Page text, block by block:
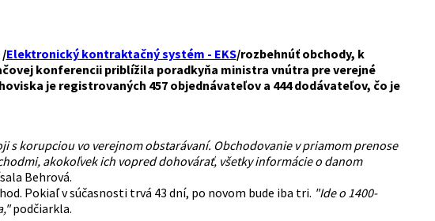
Elektronický kontraktačný systém - EKS/rozbehnúť obchody, k
konferencii priblížila poradkyňa ministra vnútra pre verejné
je registrovaných 457 objednávateľov a 444 dodávateľov, čo je
korupciou vo verejnom obstarávaní. Obchodovanie v priamom prenose
akokoľvek ich vopred dohovárať, všetky informácie o danom
Behrová.
Pokiaľ v súčasnosti trvá 43 dní, po novom bude iba tri. "Ide o 1400-
podčiarkla.